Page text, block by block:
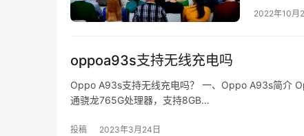
2022年10月
oppoa93s支持无线充电吗
Oppo A93s支持无线充电吗？ 一、Oppo A93s简介
通骁龙765G处理器，支持8GB…
投稿 2023年3月24日